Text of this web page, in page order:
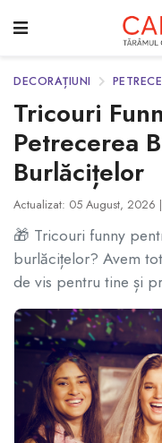
DECORAȚIUNI
Tricouri
Petrecerea
Burlăcițelor
Actualizat: 05 August, 2026 |
🎁 Tricouri funny
burlăcițelor? Avem
de vis pentru tine și